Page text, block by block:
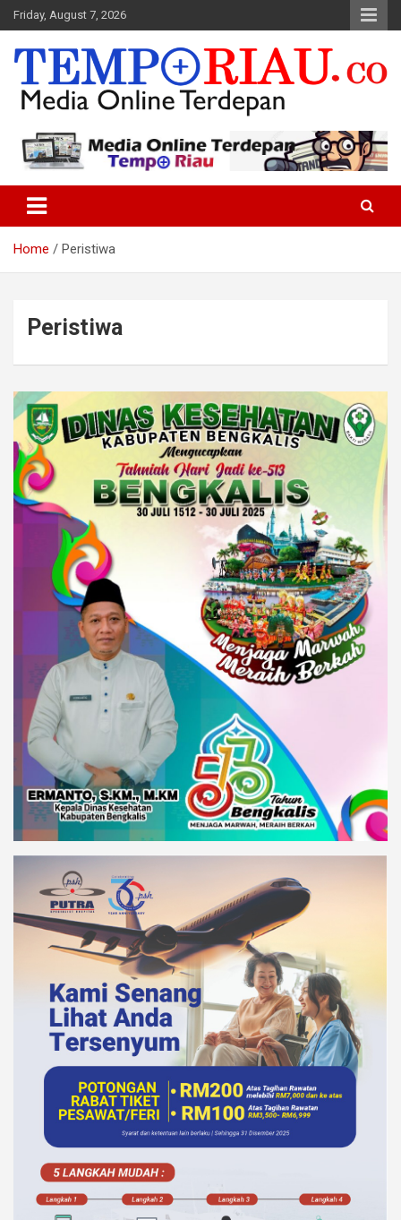
Skip
to
content
Friday, August 7, 2026
Tempo Riau
Home Peristiwa
Peristiwa